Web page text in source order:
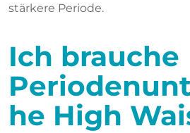
stärkere Periode.
Ich brauche
he High